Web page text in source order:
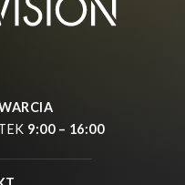
9:00 – 16:00